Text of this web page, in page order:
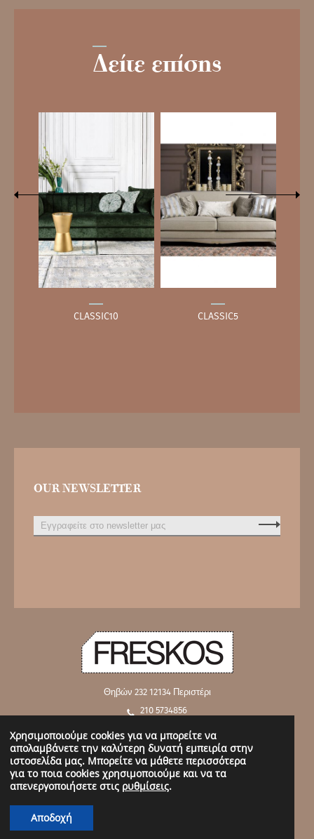
Δείτε επίσης
CLASSIC10 CLASSIC5
OUR NEWSLETTER
Θηβών 23212134 Περιστέρι
210 5734856
info@freskos.gr
Copyright @ 2019 Freskos.gr - All Rights Reserved. |
Χρησιμοποιούμε cookies για να μπορείτε να
απολαμβάνετε την καλύτερη δυνατή εμπειρία στην
ιστοσελίδα μας. Μπορείτε να μάθετε περισσότερα
για το ποια cookies χρησιμοποιούμε και να τα
απενεργοποιήσετε στις ρυθμίσεις.
Αποδοχή